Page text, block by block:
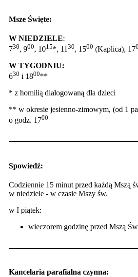
Msze Święte:
W NIEDZIELE:
730, 900, 1015*, 11 30, 1500 (Kaplica), 17
W TYGODNIU:
630 i 1800**
* z homilią dialogowaną dla dzieci
** w okresie jesienno-zimowym, (od 1
o godz. 1700
Spowiedź:
Codziennie 15 minut przed każdą Mszą
w niedziele - w czasie Mszy św.
w I piątek:
wieczorem godzinę przed Mszą
Kancelaria parafialna czynna: